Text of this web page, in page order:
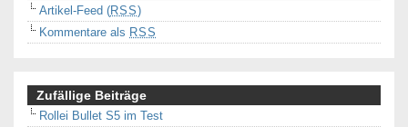
Artikel-Feed (RSS)
Kommentare als RSS
Zufällige Beiträge
Rollei Bullet S5 im Test